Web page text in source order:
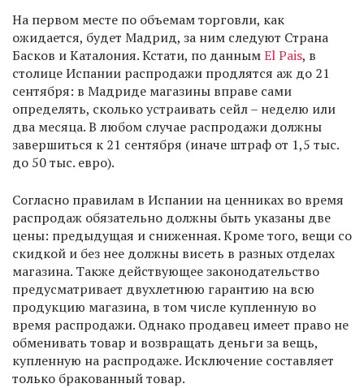
На первом месте по объемам торговли, как
ожидается, будет Мадрид, за ним следуют Страна
Басков и Каталония. Кстати, по даннымEl Pais, в
столице Испании распродажи продлятся аж до 21
сентября: в Мадриде магазины вправе сами
определять, сколько устраивать сейл – неделю или
два месяца. В любом случае распродажи должны
завершиться к 21 сентября (иначе штраф от 1,5 тыс.
до 50 тыс. евро).
Согласно правилам в Испании на ценниках во время
распродаж обязательно должны быть указаны две
цены: предыдущая и сниженная. Кроме того, вещи со
скидкой и без нее должны висеть в разных отделах
магазина. Также действующее законодательство
предусматривает двухлетнюю гарантию на всю
продукцию магазина, в том числе купленную во
время распродажи. Однако продавец имеет право не
обменивать товар и возвращать деньги за вещь,
купленную на распродаже. Исключение составляет
только бракованный товар.